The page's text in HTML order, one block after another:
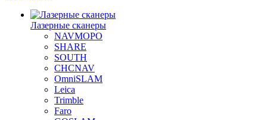
Лазерные сканеры
NAVMOPO
SHARE
SOUTH
CHCNAV
OmniSLAM
Leica
Trimble
Faro